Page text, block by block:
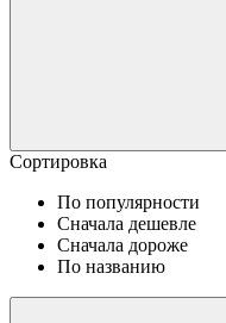
Сортировка
По популярности
Сначала дешевле
Сначала дороже
По названию